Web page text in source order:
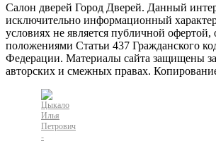
Салон дверей Город Дверей. Данный
исключительно информационный
условиях не является публичной офертой,
положениями Статьи 437 Гражданского
Федерации. Материалы сайта защищены
авторских и смежных правах.